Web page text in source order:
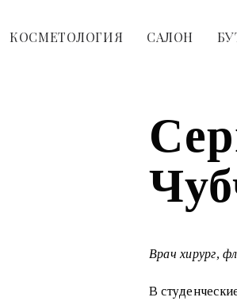
КОСМЕТОЛОГИЯ САЛОН
Врач хирург,
В